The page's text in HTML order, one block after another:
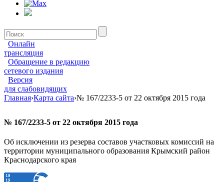
Онлайн
трансляция
Обращение в редакцию
сетевого издания
Версия
для слабовидящих
Главная›Карта сайта›№ 167/2233-5 от 22 октября 2015 года
№ 167/2233-5 от 22 октября 2015 года
Об исключении из резерва составов участковых комиссий на
территории муниципального образования Крымский район
Краснодарского края